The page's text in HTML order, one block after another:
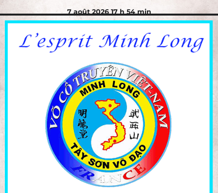
7 août 2026 17 h 54 min